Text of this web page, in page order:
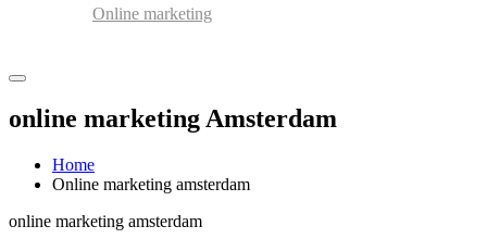
Online marketing
online marketing Amsterdam
Home
Online marketing amsterdam
online marketing amsterdam